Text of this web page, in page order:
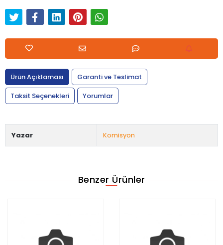
Ürün Açıklaması
Garanti ve Teslimat
Taksit Seçenekleri
Yorumlar
Yazar Komisyon
Benzer Ürünler